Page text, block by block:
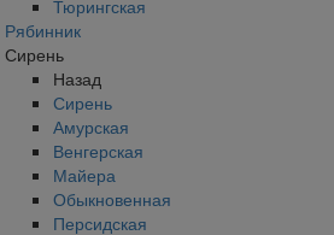
Тюрингская
Рябинник
Сирень
Назад
Сирень
Амурская
Венгерская
Майера
Обыкновенная
Персидская